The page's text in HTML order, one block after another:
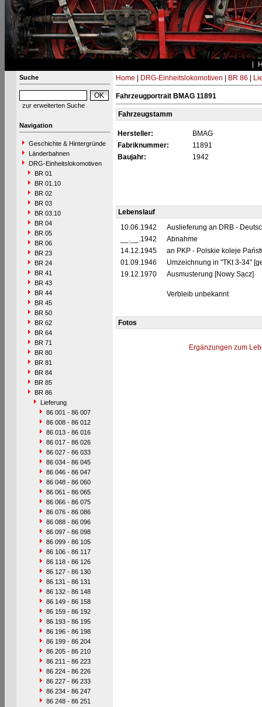
Suche
zur erweiterten Suche
Navigation
Geschichte & Hintergründe
Länderbahnen
DRG-Einheitslokomotiven
BR 01
BR 01.10
BR 02
BR 03
BR 03.10
BR 04
BR 05
BR 06
BR 23
BR 24
BR 41
BR 43
BR 44
BR 45
BR 50
BR 62
BR 64
BR 71
BR 80
BR 81
BR 84
BR 85
BR 86
Lieferung
86 001 - 86 007
86 008 - 86 012
86 013 - 86 016
86 017 - 86 026
86 027 - 86 033
86 034 - 86 045
86 046 - 86 047
86 048 - 86 060
86 061 - 86 065
86 066 - 86 075
86 076 - 86 086
86 088 - 86 096
86 097 - 86 098
86 099 - 86 105
86 106 - 86 117
86 118 - 86 126
86 127 - 86 130
86 131 - 86 131
86 132 - 86 148
86 149 - 86 158
86 159 - 86 192
86 193 - 86 195
86 196 - 86 198
86 199 - 86 204
86 205 - 86 210
86 211 - 86 223
86 224 - 86 226
86 227 - 86 233
86 234 - 86 247
86 248 - 86 251
Home DRG-Einheitslokomotiven BR 86
Fahrzeugportrait BMAG 11891
Fahrzeugstamm
Hersteller:
BMAG
Fabriknummer:
11891
Baujahr:
1942
Lebenslauf
10.06.1942
Auslieferung an DRB -
__.__.1942
Abnahme
14.12.1945
an PKP - Polskie koleje
01.09.1946
Umzeichnung in "TKt 3-34"
19.12.1970
Ausmusterung [Nowy Sạcz]
Verbleib unbekannt
Fotos
Ergänzungen zum